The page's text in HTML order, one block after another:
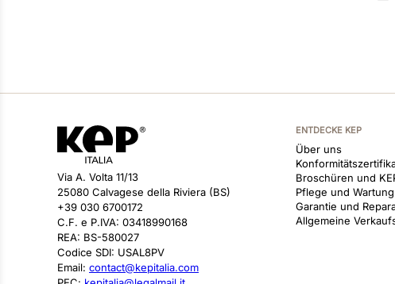
Via A. Volta 11/13
25080 Calvagese della Riviera (BS)
+39 030 6700172
C.F. e P.IVA: 03418990168
REA: BS-580027
Codice SDI: USAL8PV
Email: contact@kepitalia.com
ENTDECKE KEP
Über uns
Broschüren und
Pflege und Wartung
Garantie und
Allgemeine